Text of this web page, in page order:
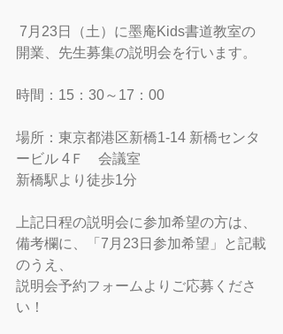
開業、先生募集の説明会を行います。
時間：15：30～17：00
場所：東京都港区新橋1-14 新橋センタ
ービル 4Ｆ　会議室
新橋駅より徒歩1分
上記日程の説明会に参加希望の方は、
備考欄に、「7月23日参加希望」と記載
のうえ、
説明会予約フォームよりご応募くださ
い！